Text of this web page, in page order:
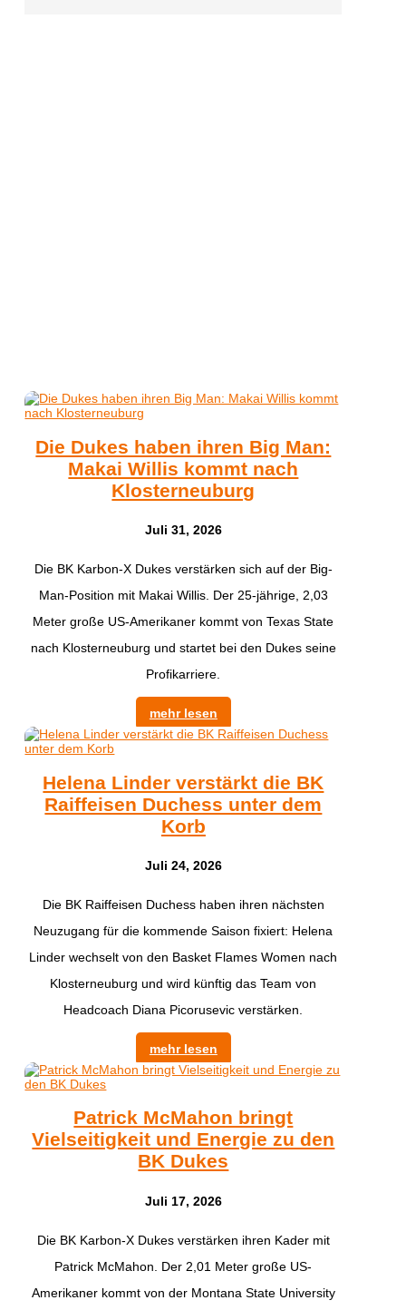
Die Dukes haben ihren Big Man:
Makai Willis kommt nach
Klosterneuburg
Juli 31, 2026
​Die BK Karbon-X Dukes verstärken sich auf der Big-
Man-Position mit Makai Willis. Der 25-jährige, 2,03
Meter große US-Amerikaner kommt von Texas State
nach Klosterneuburg und startet bei den Dukes seine
Profikarriere.
mehr lesen
Helena Linder verstärkt die BK
Raiffeisen Duchess unter dem
Korb
Juli 24, 2026
Die BK Raiffeisen Duchess haben ihren nächsten
Neuzugang für die kommende Saison fixiert: Helena
Linder wechselt von den Basket Flames Women nach
Klosterneuburg und wird künftig das Team von
Headcoach Diana Picorusevic verstärken.
mehr lesen
Patrick McMahon bringt
Vielseitigkeit und Energie zu den
BK Dukes
Juli 17, 2026
Die BK Karbon-X Dukes verstärken ihren Kader mit
Patrick McMahon. Der 2,01 Meter große US-
Amerikaner kommt von der Montana State University